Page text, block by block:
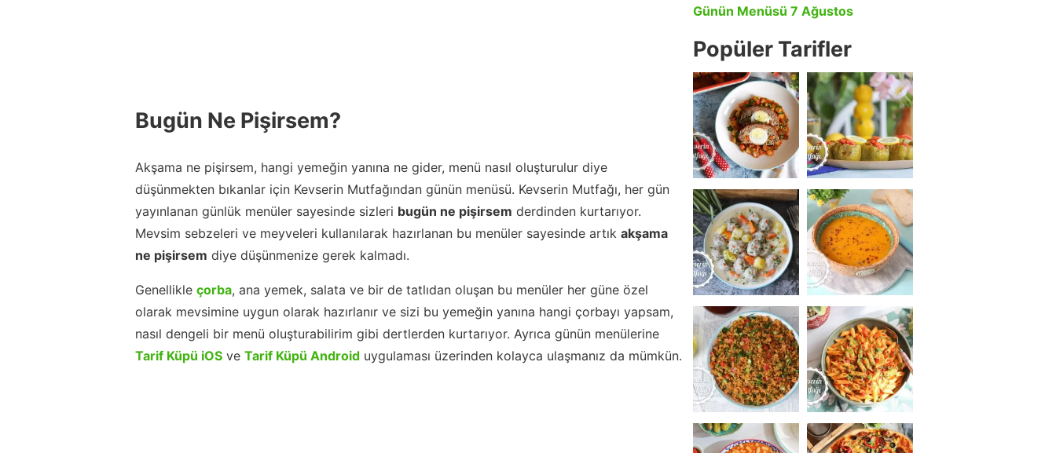
Bugün Ne Pişirsem?
Akşama ne pişirsem, hangi yemeğin yanına ne gider, menü nasıl oluşturulur diye
düşünmekten bıkanlar için Kevserin Mutfağından günün menüsü. Kevserin Mutfağı, her gün
yayınlanan günlük menüler sayesinde sizleri bugün ne pişirsem derdinden kurtarıyor.
Mevsim sebzeleri ve meyveleri kullanılarak hazırlanan bu menüler sayesinde artık akşama
ne pişirsem diye düşünmenize gerek kalmadı.
Genellikle çorba, ana yemek, salata ve bir de tatlıdan oluşan bu menüler her güne özel
olarak mevsimine uygun olarak hazırlanır ve sizi bu yemeğin yanına hangi çorbayı yapsam,
nasıl dengeli bir menü oluşturabilirim gibi dertlerden kurtarıyor. Ayrıca günün menülerine
Tarif Küpü iOS ve Tarif Küpü Android uygulaması üzerinden kolayca ulaşmanız da mümkün.
Günün Menüsü 7 Ağustos
Popüler Tarifler